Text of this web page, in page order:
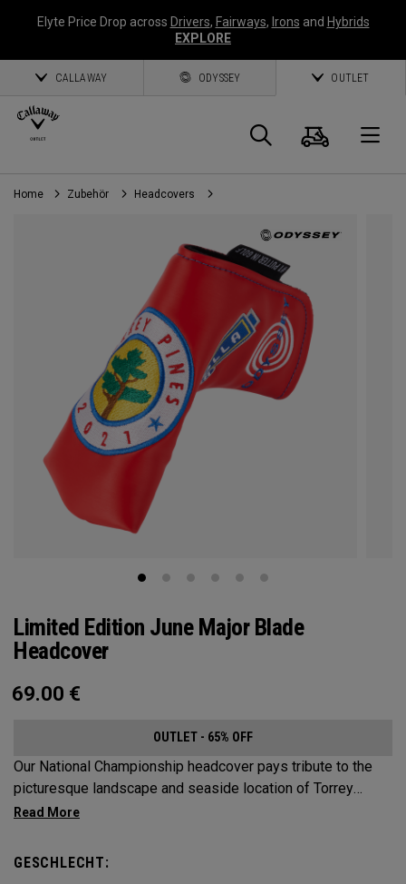
Elyte Price Drop across Drivers, Fairways, Irons and Hybrids
EXPLORE
CALLAWAY ODYSSEY OUTLET
Suche
Home Zubehör Headcovers
Limited Edition June Major Blade
Headcover
69.00 €
OUTLET - 65% OFF
Our National Championship headcover pays tribute to the
picturesque landscape and seaside location of Torrey
Pines, along with a classic red, white and blue design that
GESCHLECHT: